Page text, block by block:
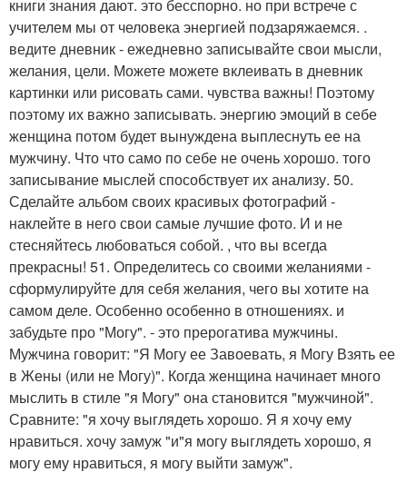
книги знания дают. это бесспорно. но при встрече с
учителем мы от человека энергией подзаряжаемся. .
ведите дневник - ежедневно записывайте свои мысли,
желания, цели. Можете можете вклеивать в дневник
картинки или рисовать сами. чувства важны! Поэтому
поэтому их важно записывать. энергию эмоций в себе
женщина потом будет вынуждена выплеснуть ее на
мужчину. Что что само по себе не очень хорошо. того
записывание мыслей способствует их анализу. 50.
Сделайте альбом своих красивых фотографий -
наклейте в него свои самые лучшие фото. И и не
стесняйтесь любоваться собой. , что вы всегда
прекрасны! 51. Определитесь со своими желаниями -
сформулируйте для себя желания, чего вы хотите на
самом деле. Особенно особенно в отношениях. и
забудьте про "Могу". - это прерогатива мужчины.
Мужчина говорит: "Я Могу ее Завоевать, я Могу Взять ее
в Жены (или не Могу)". Когда женщина начинает много
мыслить в стиле "я Могу" она становится "мужчиной".
Сравните: "я хочу выглядеть хорошо. Я я хочу ему
нравиться. хочу замуж "и"я могу выглядеть хорошо, я
могу ему нравиться, я могу выйти замуж".